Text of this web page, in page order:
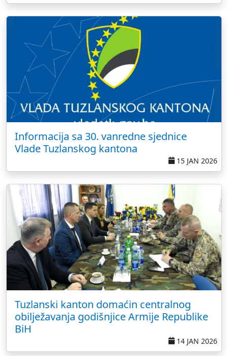
Informacija sa 30. vanredne sjednice
Vlade Tuzlanskog kantona
15 JAN 2026
Tuzlanski kanton domaćin centralnog
obilježavanja godišnjice Armije Republike
BiH
14 JAN 2026